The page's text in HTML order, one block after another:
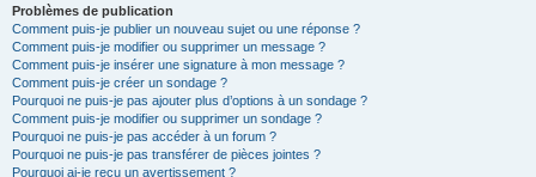
Problèmes de publication
Comment puis-je publier un nouveau sujet ou une réponse ?
Comment puis-je modifier ou supprimer un message ?
Comment puis-je insérer une signature à mon message ?
Comment puis-je créer un sondage ?
Pourquoi ne puis-je pas ajouter plus d’options à un sondage ?
Comment puis-je modifier ou supprimer un sondage ?
Pourquoi ne puis-je pas accéder à un forum ?
Pourquoi ne puis-je pas transférer de pièces jointes ?
Pourquoi ai-je reçu un avertissement ?